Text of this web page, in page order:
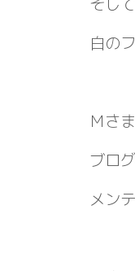
白の
Ｍさ
ブロ
メン